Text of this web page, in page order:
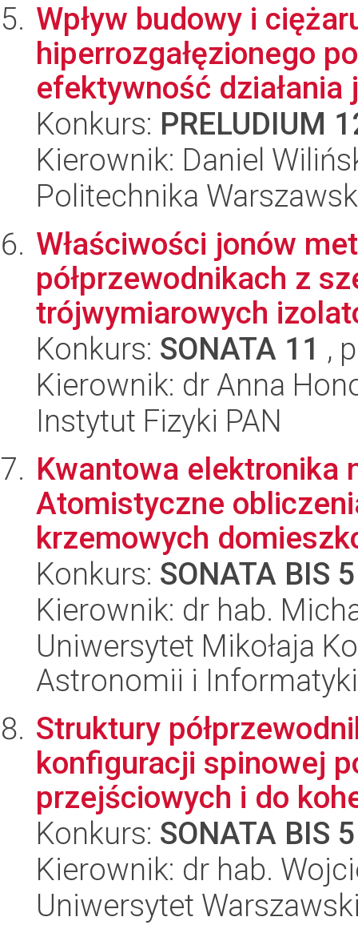
Wpływ budowy i
hiperrozgałęzionego
efektywność działania
Konkurs: PRELUDIUM
Kierownik: Daniel
Politechnika
Właściwości jonów
półprzewodnikach z
trójwymiarowych
Konkurs: SONATA 11 ,
Kierownik: dr Anna
Instytut Fizyki PAN
Kwantowa elektronika
Atomistyczne
krzemowych
Konkurs: SONATA BIS 5
Kierownik: dr hab.
Uniwersytet Mikołaja
Astronomii i
Struktury
konfiguracji spinowej
przejściowych i do
Konkurs: SONATA BIS 5
Kierownik: dr hab.
Uniwersytet